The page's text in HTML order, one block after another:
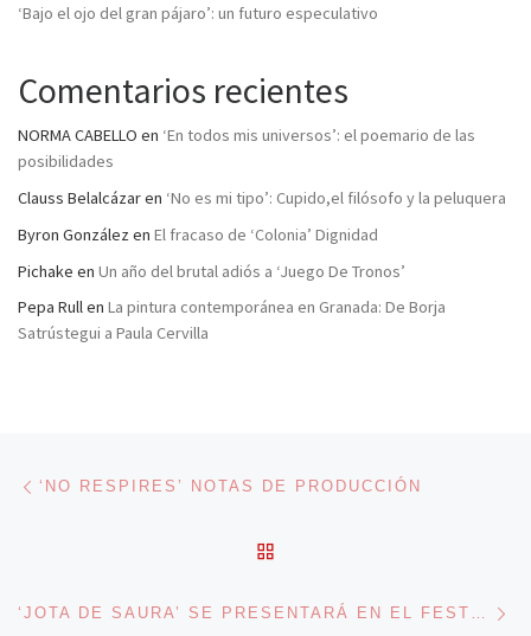
‘Bajo el ojo del gran pájaro’: un futuro especulativo
Comentarios recientes
NORMA CABELLO en ‘En todos mis universos’: el poemario de las
posibilidades
Clauss Belalcázaren ‘No es mi tipo’: Cupido,el filósofo y la peluquera
Byron González en El fracaso de ‘Colonia’ Dignidad
Pichake en Un año del brutal adiós a ‘Juego De Tronos’
Pepa Rullen La pintura contemporánea en Granada: De Borja
Satrústegui a Paula Cervilla
Navegación de entradas
‘NO RESPIRES’ NOTAS DE PRODUCCIÓN
‘JOTA DE SAURA’ SE PRESENTARÁ EN EL FESTIVAL DE TORONTO